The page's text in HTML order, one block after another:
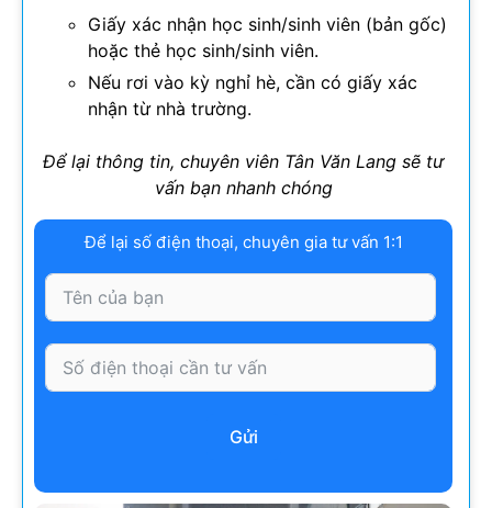
Giấy xác nhận học sinh/sinh viên (bản gốc)
hoặc thẻ học sinh/sinh viên.
Nếu rơi vào kỳ nghỉ hè, cần có giấy xác
nhận từ nhà trường.
Để lại thông tin, chuyên viên Tân Văn Lang sẽ tư
vấn bạn nhanh chóng
Để lại số điện thoại, chuyên gia tư vấn 1:1
Gửi